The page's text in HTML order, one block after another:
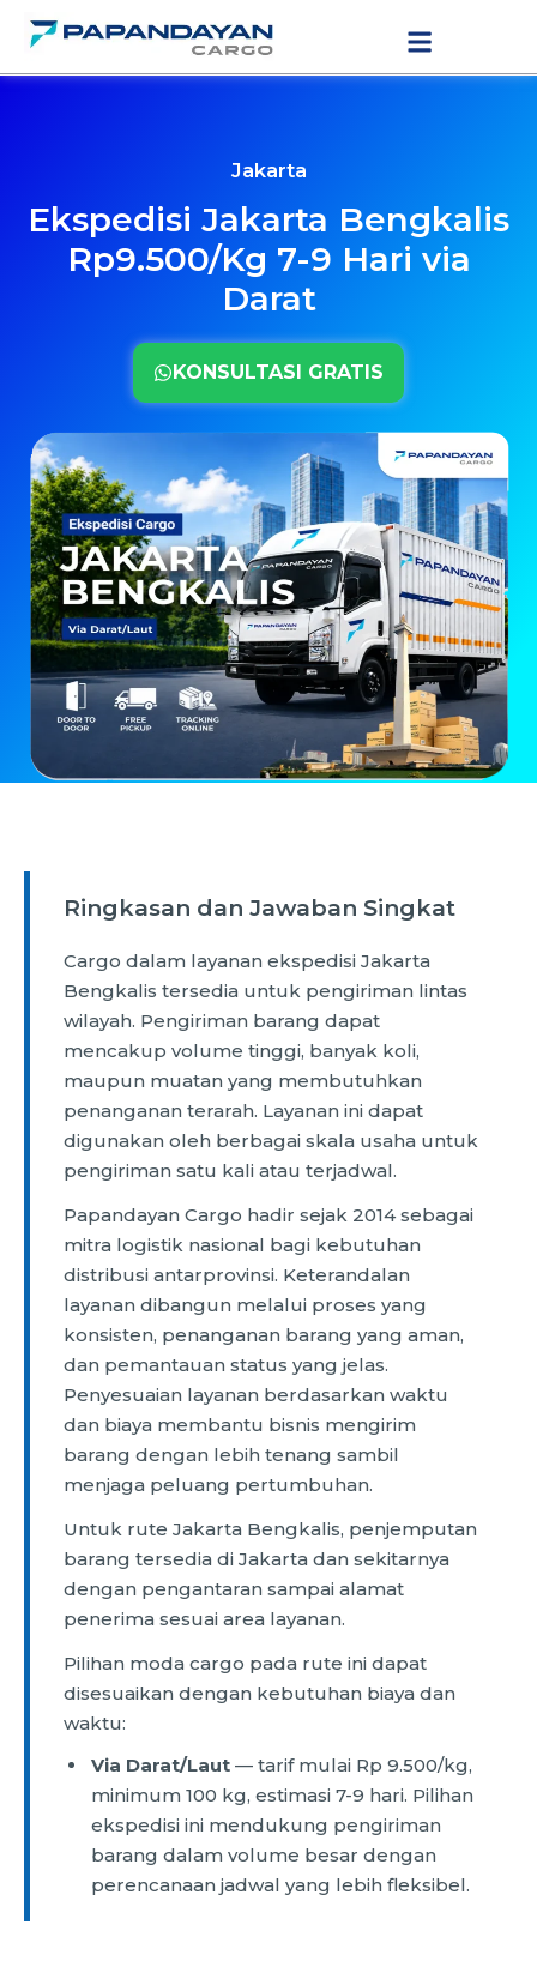
Lewati
konten
Jakarta
Ekspedisi Jakarta Bengkalis
Rp9.500/Kg 7-9 Hari via
Darat
KONSULTASI GRATIS
Ringkasan dan Jawaban Singkat
Cargo dalam layanan ekspedisi Jakarta
Bengkalis tersedia untuk pengiriman lintas
wilayah. Pengiriman barang dapat
mencakup volume tinggi, banyak koli,
maupun muatan yang membutuhkan
penanganan terarah. Layanan ini dapat
digunakan oleh berbagai skala usaha untuk
pengiriman satu kali atau terjadwal.
Papandayan Cargo hadir sejak 2014 sebagai
mitra logistik nasional bagi kebutuhan
distribusi antarprovinsi. Keterandalan
layanan dibangun melalui proses yang
konsisten, penanganan barang yang aman,
dan pemantauan status yang jelas.
Penyesuaian layanan berdasarkan waktu
dan biaya membantu bisnis mengirim
barang dengan lebih tenang sambil
menjaga peluang pertumbuhan.
Untuk rute Jakarta Bengkalis, penjemputan
barang tersedia di Jakarta dan sekitarnya
dengan pengantaran sampai alamat
penerima sesuai area layanan.
Pilihan moda cargo pada rute ini dapat
disesuaikan dengan kebutuhan biaya dan
waktu:
Via Darat/Laut — tarif mulai Rp 9.500/kg,
minimum 100 kg, estimasi 7-9 hari. Pilihan
ekspedisi ini mendukung pengiriman
barang dalam volume besar dengan
perencanaan jadwal yang lebih fleksibel.